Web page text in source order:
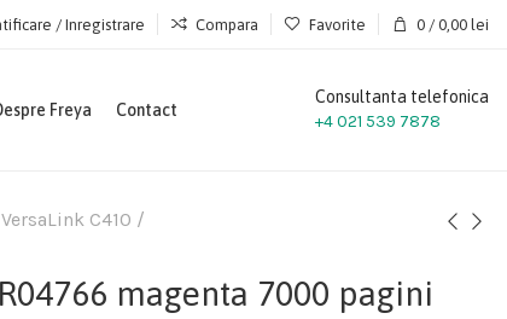
/ Inregistrare Compara Favorite 0 / 0,00 lei
Freya Contact
Consultanta telefonica
+4 021 539 7878
C410 /
magenta 7000 pagini